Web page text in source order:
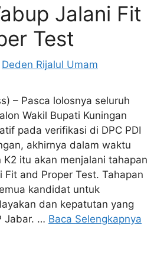
Jalani Fit
Test
Deden Rijalul Umam
– Pasca lolosnya seluruh
Wakil Bupati Kuningan
pada verifikasi di DPC PDI
akhirnya dalam waktu
itu akan menjalani tahapan
Fit and Proper Test. Tahapan
kandidat untuk
dan kepatutan yang
Jabar. … Baca Selengkapnya